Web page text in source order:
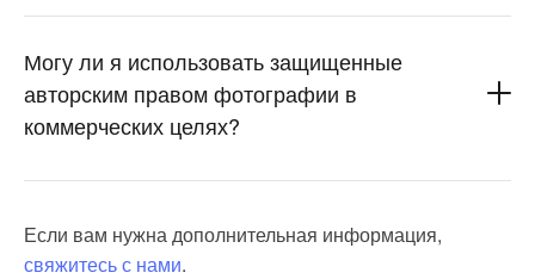
Могу ли я использовать защищенные
авторским правом фотографии в
коммерческих целях?
Если вам нужна дополнительная информация,
свяжитесь с нами.